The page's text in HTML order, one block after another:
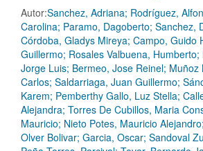
Autor:Sanchez, Adriana; Rodríguez,
Carolina; Paramo, Dagoberto; Sanchez,
Córdoba, Gladys Mireya; Campo, Guido
Guillermo; Rosales Valbuena,
Jorge Luis; Bermeo, Jose Reinel; Muñoz
Carlos; Saldarriaga, Juan Guillermo;
Karem; Pemberthy Gallo, Luz Stella;
Alejandra; Torres De Cubillos, Maria
Mauricio; Nieto Potes, Mauricio
Olver Bolivar; Garcia, Oscar; Sandoval